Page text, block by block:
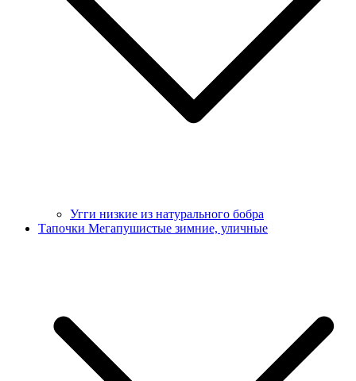
Угги низкие из натурального бобра
Тапочки Мегапушистые зимние, уличные